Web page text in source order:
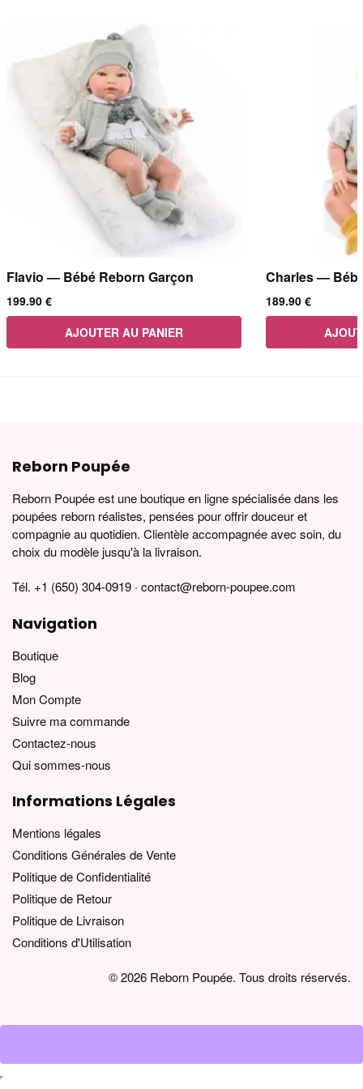
Flavio — Bébé Reborn Garçon
199.90 €
AJOUTER AU PANIER
Charles —
189.90 €
Reborn Poupée
Reborn Poupée est une boutique en ligne spécialisée dans les
poupées reborn réalistes, pensées pour offrir douceur et
compagnie au quotidien. Clientèle accompagnée avec soin, du
choix du modèle jusqu'à la livraison.
Tél. +1 (650) 304-0919 · contact@reborn-poupee.com
Navigation
Boutique
Blog
Mon Compte
Suivre ma commande
Contactez-nous
Qui sommes-nous
Informations Légales
Mentions légales
Conditions Générales de Vente
Politique de Confidentialité
Politique de Retour
Politique de Livraison
Conditions d'Utilisation
© 2026 Reborn Poupée. Tous droits réservés.